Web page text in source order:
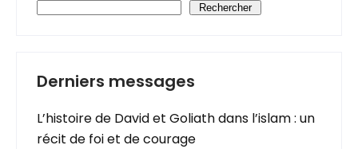
Rechercher
Derniers messages
L’histoire de David et Goliath dans l’islam : un
récit de foi et de courage